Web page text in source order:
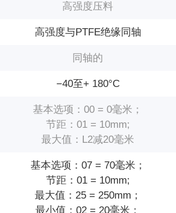
高强度压料
高强度与PTFE绝缘同轴
同轴的
−40至+ 180°С
基本选项：00 = 0毫米；
节距：01 = 10mm;
最大值：L2减20毫米
基本选项：07 = 70毫米；
节距：01 = 10mm;
最大值：25 = 250mm；
最小值：02 = 20毫米；